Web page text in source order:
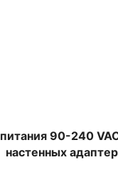
90-240
настенных адаптер